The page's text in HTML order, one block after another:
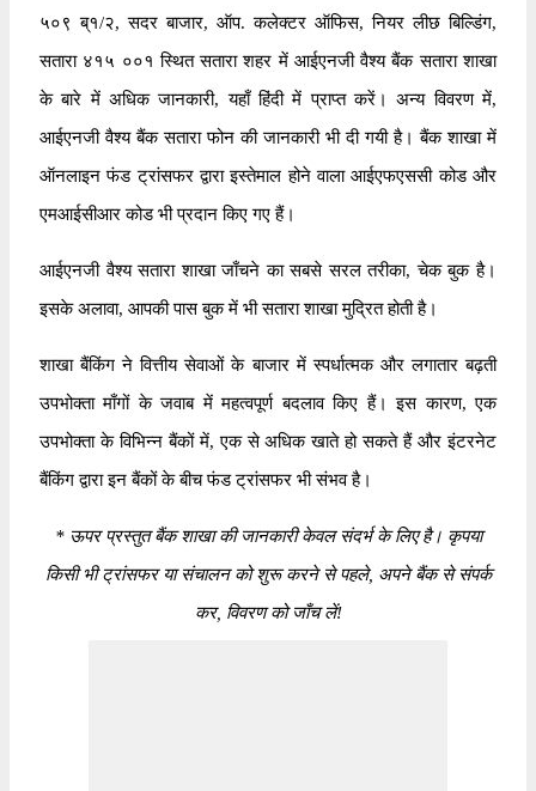
५०९ ब्१/२, सदर बाजार, ऑप. कलेक्टर ऑफिस, नियर लीछ बिल्डिंग,
सतारा ४१५ ००१ स्थित सतारा शहर में आईएनजी वैश्य बैंक सतारा शाखा
के बारे में अधिक जानकारी, यहाँ हिंदी में प्राप्त करें। अन्य विवरण में,
आईएनजी वैश्य बैंक सतारा फोन की जानकारी भी दी गयी है। बैंक शाखा में
ऑनलाइन फंड ट्रांसफर द्वारा इस्तेमाल होने वाला आईएफएससी कोड और
एमआईसीआर कोड भी प्रदान किए गए हैं।
आईएनजी वैश्य सतारा शाखा जाँचने का सबसे सरल तरीका, चेक बुक है।
इसके अलावा, आपकी पास बुक में भी सतारा शाखा मुद्रित होती है।
शाखा बैंकिंग ने वित्तीय सेवाओं के बाजार में स्पर्धात्मक और लगातार बढ़ती
उपभोक्ता माँगों के जवाब में महत्वपूर्ण बदलाव किए हैं। इस कारण, एक
उपभोक्ता के विभिन्न बैंकों में, एक से अधिक खाते हो सकते हैं और इंटरनेट
बैंकिंग द्वारा इन बैंकों के बीच फंड ट्रांसफर भी संभव है।
*ऊपर प्रस्तुत बैंक शाखा की जानकारी केवल संदर्भ के लिए है। कृपया
किसी भी ट्रांसफर या संचालन को शुरू करने से पहले, अपने बैंक से संपर्क
कर, विवरण को जाँच लें!